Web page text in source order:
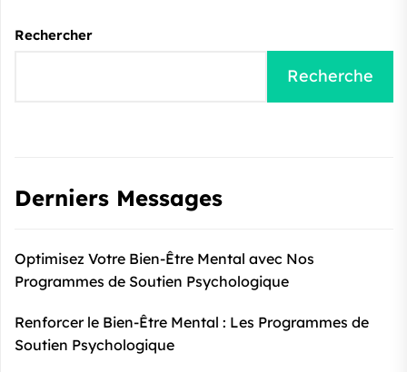
Rechercher
Recherche
Derniers Messages
Optimisez Votre Bien-Être Mental avec Nos
Programmes de Soutien Psychologique
Renforcer le Bien-Être Mental : Les Programmes de
Soutien Psychologique